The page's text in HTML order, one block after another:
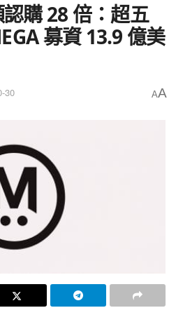
購 28 倍：超五
募資 13.9 億美
30 AA